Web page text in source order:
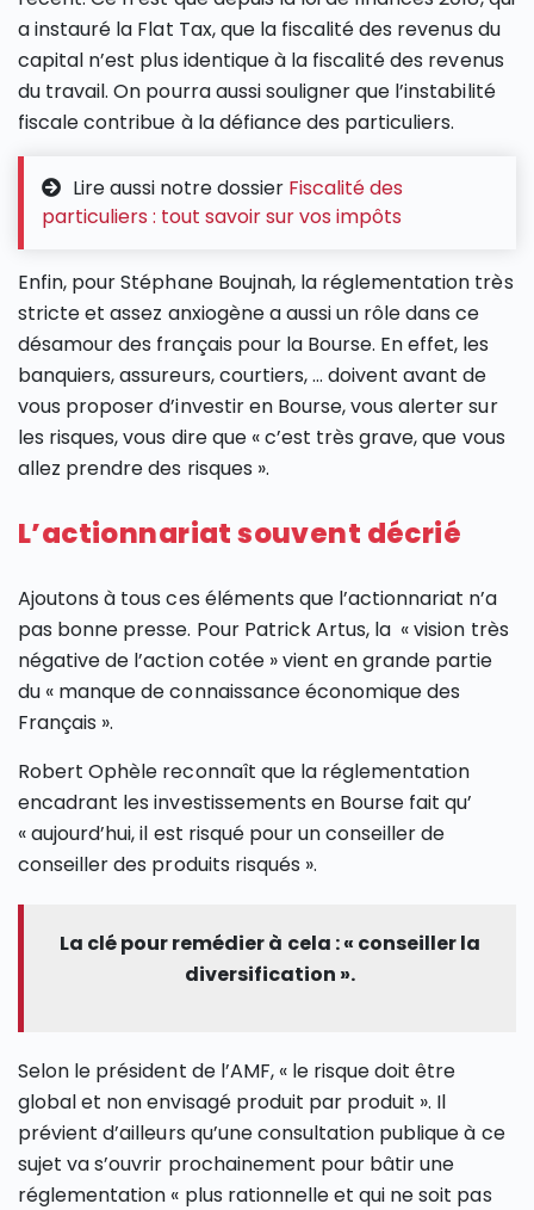
a instauré la Flat Tax, que la fiscalité des revenus du
capital n’est plus identique à la fiscalité des revenus
du travail. On pourra aussi souligner que l’instabilité
fiscale contribue à la défiance des particuliers.
Lire aussi notre dossier Fiscalité des
particuliers : tout savoir sur vos impôts
Enfin, pour Stéphane Boujnah, la réglementation très
stricte et assez anxiogène a aussi un rôle dans ce
désamour des français pour la Bourse. En effet, les
banquiers, assureurs, courtiers, … doivent avant de
vous proposer d’investir en Bourse, vous alerter sur
les risques, vous dire que « c’est très grave, que vous
allez prendre des risques ».
L’actionnariat souvent décrié
Ajoutons à tous ces éléments que l’actionnariat n’a
pas bonne presse. Pour Patrick Artus, la « vision très
négative de l’action cotée » vient en grande partie
du « manque de connaissance économique des
Français ».
Robert Ophèle reconnaît que la réglementation
encadrant les investissements en Bourse fait qu’
« aujourd’hui, il est risqué pour un conseiller de
conseiller des produits risqués ».
La clé pour remédier à cela : « conseiller la
diversification ».
Selon le président de l’AMF, « le risque doit être
global et non envisagé produit par produit ». Il
prévient d’ailleurs qu’une consultation publique à ce
sujet va s’ouvrir prochainement pour bâtir une
réglementation « plus rationnelle et qui ne soit pas